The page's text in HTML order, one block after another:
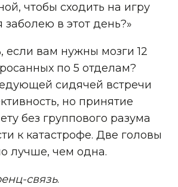
чтобы сходить на игру
в этот день?»
если вам нужны мозги 12
по 5 отделам?
сидячей встречи
но принятие
без группового разума
к катастрофе. Две головы
лучше, чем одна.
связь.